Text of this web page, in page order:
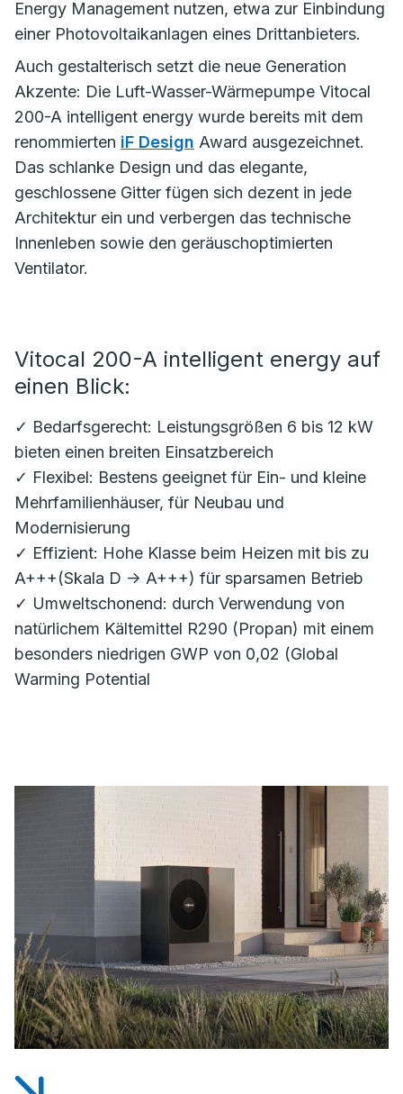
Energy Management nutzen, etwa zur Einbindung
einer Photovoltaikanlagen eines Drittanbieters.
Auch gestalterisch setzt die neue Generation
Akzente: Die Luft-Wasser-Wärmepumpe Vitocal
200-A intelligent energy wurde bereits mit dem
renommierten iF Design Award ausgezeichnet.
Das schlanke Design und das elegante,
geschlossene Gitter fügen sich dezent in jede
Architektur ein und verbergen das technische
Innenleben sowie den geräuschoptimierten
Ventilator.
Vitocal 200-A intelligent energy auf
einen Blick:
✓ Bedarfsgerecht: Leistungsgrößen 6 bis 12 kW
bieten einen breiten Einsatzbereich
✓ Flexibel: Bestens geeignet für Ein- und kleine
Mehrfamilienhäuser, für Neubau und
Modernisierung
✓ Effizient: Hohe Klasse beim Heizen mit bis zu
A+++(Skala D -> A+++) für sparsamen Betrieb
✓ Umweltschonend: durch Verwendung von
natürlichem Kältemittel R290 (Propan) mit einem
besonders niedrigen GWP von 0,02 (Global
Warming Potential